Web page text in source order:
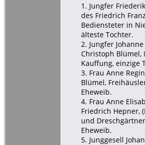
1. Jungfer
des Friedrich
Bediensteter in
älteste Tochter.
2. Jungfer
Christoph
Kauffung, einzige
3. Frau Anne
Blümel,
Eheweib.
4. Frau Anne
Friedrich Hepner,
und
Eheweib.
5. Junggesell